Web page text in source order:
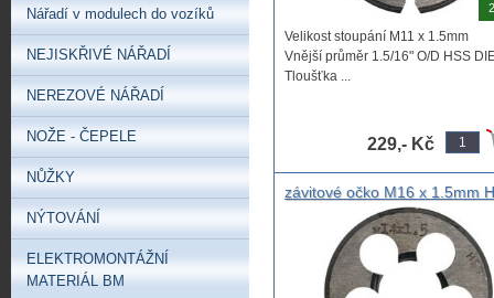
Velikost stoupání M11 x 1.5mm
Vnější průměr 1.5/16" O/D HSS
Tloušťka ...
229,- Kč
závitové očko M16 x 1.5mm
Nářadí v modulech do vozíků
NEJISKŘIVÉ NÁŘADÍ
NEREZOVÉ NÁŘADÍ
NOŽE - ČEPELE
NŮŽKY
NÝTOVÁNÍ
ELEKTROMONTÁŽNÍ
MATERIÁL BM